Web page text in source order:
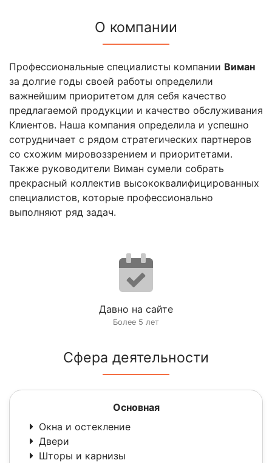
О компании
Профессиональные специалисты компании Виман
за долгие годы своей работы определили
важнейшим приоритетом для себя качество
предлагаемой продукции и качество обслуживания
Клиентов. Наша компания определила и успешно
сотрудничает с рядом стратегических партнеров
со схожим мировоззрением и приоритетами.
Также руководители Виман сумели собрать
прекрасный коллектив высококвалифицированных
специалистов, которые профессионально
выполняют ряд задач.
Давно на сайте
Более 5 лет
Сфера деятельности
Основная
Окна и остекление
Двери
Шторы и карнизы